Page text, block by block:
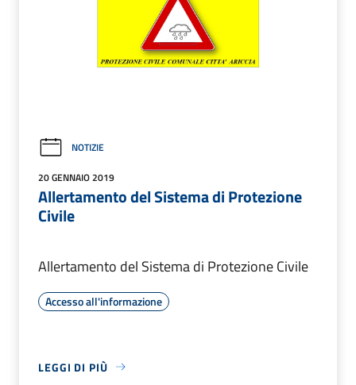
NOTIZIE
20 GENNAIO 2019
Allertamento del Sistema di Protezione
Civile
Allertamento del Sistema di Protezione Civile
Accesso all'informazione
LEGGI DI PIÙ